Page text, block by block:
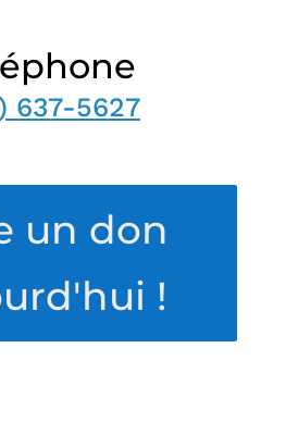
637-5627
un don
!